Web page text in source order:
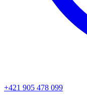
+421 905 478 099